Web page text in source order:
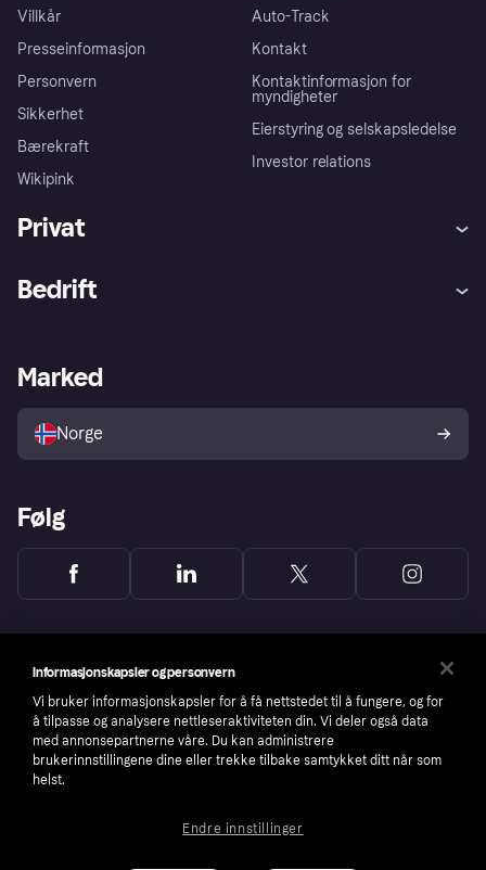
Villkår
Presseinformasjon
Personvern
Sikkerhet
Bærekraft
Wikipink
Auto-Track
Kontakt
Kontaktinformasjon for
myndigheter
Eierstyring og selskapsledelse
Investor relations
Privat
Utforsk butikker
Bedrift
Merchant portal
Marked
Norge
Følg
Informasjonskapsler og personvern
Vi bruker informasjonskapsler for å få nettstedet til å fungere, og for
å tilpasse og analysere nettleseraktiviteten din. Vi deler også data
med annonsepartnerne våre. Du kan administrere
brukerinnstillingene dine eller trekke tilbake samtykket ditt når som
helst.
Endre innstillinger